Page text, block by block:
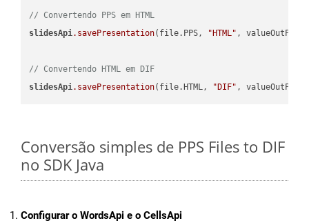
// Convertendo PPS em HTML
slidesApi.savePresentation(file.PPS, "HTML" ,
// Convertendo HTML em DIF
slidesApi.savePresentation(file.HTML, "DIF"
Conversão simples de PPS Files to DIF
no SDK Java
Configurar o WordsApi e o CellsApi